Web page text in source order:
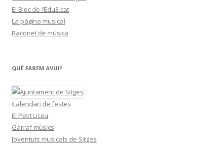
El Bloc de l’Edu3.cat
La pàgina musical
Raconet de música
QUÈ FAREM AVUI?
Calendari de festes
El Petit Liceu
Garraf músics
Joventuts musicals de Sitges